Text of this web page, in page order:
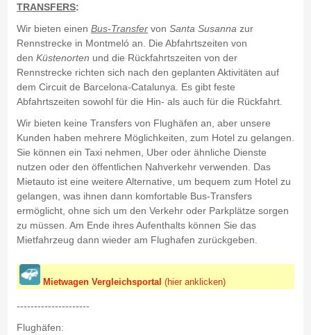
TRANSFERS:
Wir bieten einen Bus-Transfervon Santa Susanna zur
Rennstrecke in Montmeló an. Die Abfahrtszeiten von
den Küstenorten und die Rückfahrtszeiten von der
Rennstrecke richten sich nach den geplanten Aktivitäten auf
dem Circuit de Barcelona-Catalunya. Es gibt feste
Abfahrtszeiten sowohl für die Hin- als auch für die Rückfahrt.
Wir bieten keine Transfers von Flughäfen an, aber unsere
Kunden haben mehrere Möglichkeiten, zum Hotel zu gelangen.
Sie können ein Taxi nehmen, Uber oder ähnliche Dienste
nutzen oder den öffentlichen Nahverkehr verwenden. Das
Mietauto ist eine weitere Alternative, um bequem zum Hotel zu
gelangen, was ihnen dann komfortable Bus-Transfers
ermöglicht, ohne sich um den Verkehr oder Parkplätze sorgen
zu müssen. Am Ende ihres Aufenthalts können Sie das
Mietfahrzeug dann wieder am Flughafen zurückgeben.
Mietwagen Vergleichsportal (hier anklicken)
---------------------
Flughäfen: